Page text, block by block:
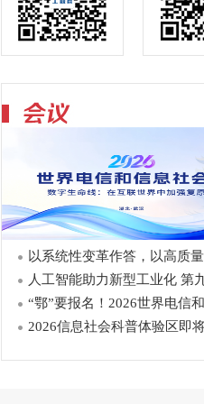
以系统性变革作答，以高质
人工智能助力新型工业化 第
“鄂”要报名！2026世界电信
2026信息社会科普体验区即